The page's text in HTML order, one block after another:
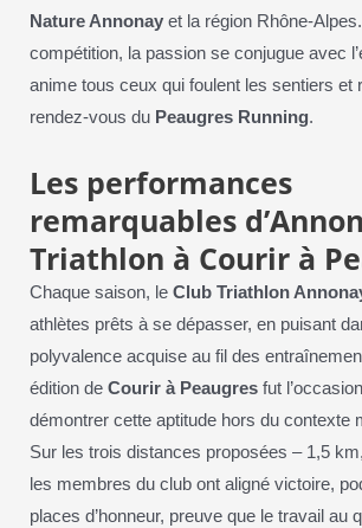
Nature Annonayet la région Rhône-
compétition, la passion se conjugue avec
anime tous ceux qui foulent les sentiers et
rendez-vous du Peaugres Running.
Les performances
remarquables
Triathlon à Courir à
Chaque saison, le Club Triathlon
athlètes prêts à se dépasser, en puisant
polyvalence acquise au fil des
édition de Courir à Peaugresfut
démontrer cette aptitude hors du contexte
Sur les trois distances proposées – 1,5
les membres du club ont aligné victoire,
places d’honneur, preuve que le travail au